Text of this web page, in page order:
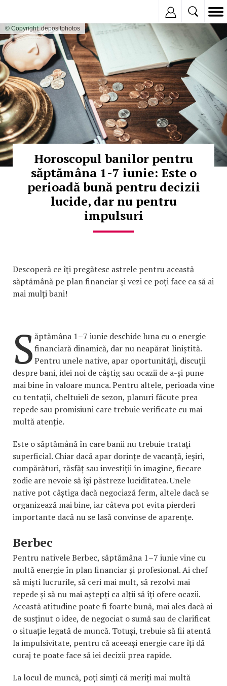
© Copyright: depositphotos
Horoscopul banilor pentru
săptămâna 1-7 iunie: Este o
perioadă bună pentru decizii
lucide, dar nu pentru
impulsuri
Descoperă ce îţi pregătesc astrele pentru această
săptămână pe plan financiar şi vezi ce poţi face ca să ai
mai mulţi bani!
Săptămâna 1–7 iunie deschide luna cu o energie
financiară dinamică, dar nu neapărat liniștită.
Pentru unele native, apar oportunități, discuții
despre bani, idei noi de câștig sau ocazii de a-și pune
mai bine în valoare munca. Pentru altele, perioada vine
cu tentații, cheltuieli de sezon, planuri făcute prea
repede sau promisiuni care trebuie verificate cu mai
multă atenție.
Este o săptămână în care banii nu trebuie tratați
superficial. Chiar dacă apar dorințe de vacanță, ieșiri,
cumpărături, răsfăț sau investiții în imagine, fiecare
zodie are nevoie să își păstreze luciditatea. Unele
native pot câștiga dacă negociază ferm, altele dacă se
organizează mai bine, iar câteva pot evita pierderi
importante dacă nu se lasă convinse de aparențe.
Berbec
Pentru nativele Berbec, săptămâna 1–7 iunie vine cu
multă energie în plan financiar și profesional. Ai chef
să miști lucrurile, să ceri mai mult, să rezolvi mai
repede și să nu mai aștepți ca alții să îți ofere ocazii.
Această atitudine poate fi foarte bună, mai ales dacă ai
de susținut o idee, de negociat o sumă sau de clarificat
o situație legată de muncă. Totuși, trebuie să fii atentă
la impulsivitate, pentru că aceeași energie care îți dă
curaj te poate face să iei decizii prea rapide.
La locul de muncă, poți simți că meriți mai multă